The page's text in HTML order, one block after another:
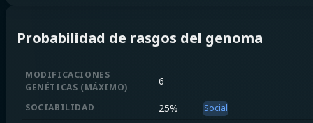
Probabilidad de rasgos del genoma
MODIFICACIONES
GENÉTICAS (MÁXIMO) 6
SOCIABILIDAD 25%
Social